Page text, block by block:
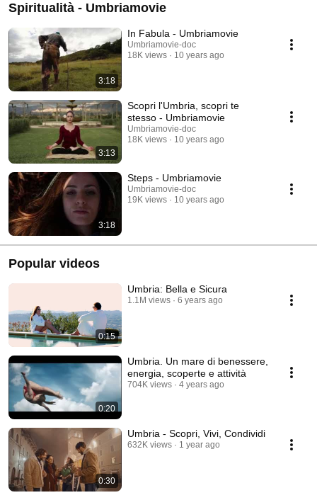
Spiritualità - Umbriamovie
3:18
In Fabula - Umbriamovie
Umbriamovie-doc
18K views
10 years ago
3:13
Scopri l'Umbria, scopri te
stesso - Umbriamovie
Umbriamovie-doc
18K views
10 years ago
3:18
Steps - Umbriamovie
Umbriamovie-doc
19K views
10 years ago
Popular videos
0:15
Umbria: Bella e Sicura
1.1M views 6 years ago
0:20
Umbria. Un mare di benessere,
energia, scoperte e attività
704K views 4 years ago
0:30
Umbria - Scopri, Vivi, Condividi
632K views 1 year ago